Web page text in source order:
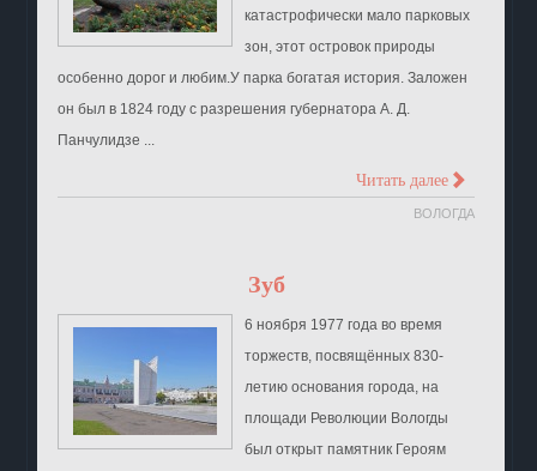
катастрофически мало парковых
зон, этот островок природы
особенно дорог и любим.У парка богатая история. Заложен
он был в 1824 году с разрешения губернатора А. Д.
Панчулидзе ...
Читать далее >
ВОЛОГДА
Зуб
6 ноября 1977 года во время
торжеств, посвящённых 830-
летию основания города, на
площади Революции Вологды
был открыт памятник Героям